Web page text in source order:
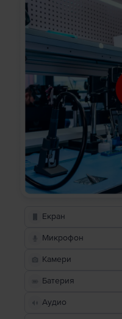
Екран
Микрофон
Камери
Батерия
Аудио